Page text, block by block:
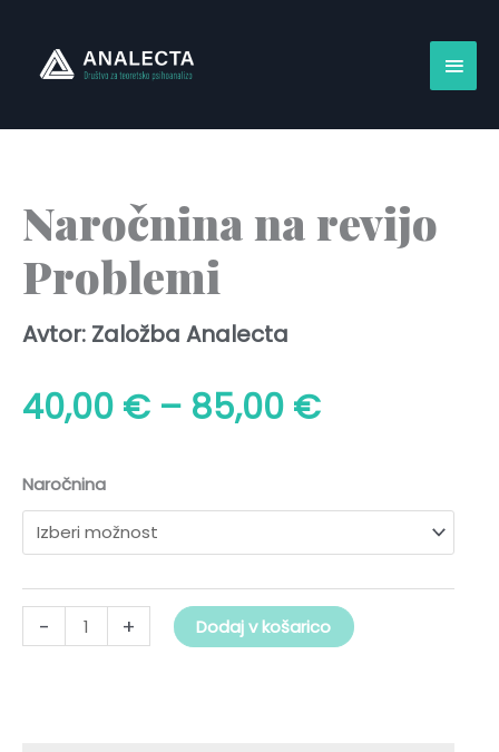
content
Main
Naročnina na revijo
Problemi
Avtor: Založba Analecta
40,00 € – 85,00 €Cenovni
40,00 €
do
Naročnina
-
na
revijo
Problemi
+ Dodaj v košarico